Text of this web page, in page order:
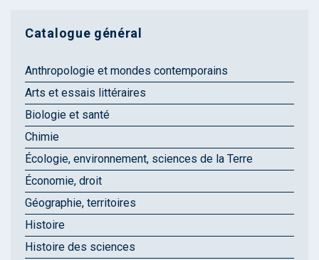
Catalogue général
Anthropologie et mondes contemporains
Arts et essais littéraires
Biologie et santé
Chimie
Écologie, environnement, sciences de la Terre
Économie, droit
Géographie, territoires
Histoire
Histoire des sciences